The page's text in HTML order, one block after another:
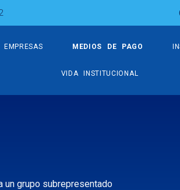
EMPRESAS MEDIOS DE PAGO
VIDA INSTITUCIONAL
un grupo subrepresentado